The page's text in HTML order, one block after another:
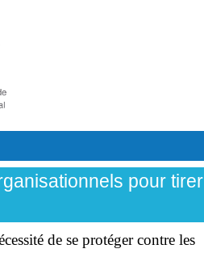
pour tirer
de se protéger contre les